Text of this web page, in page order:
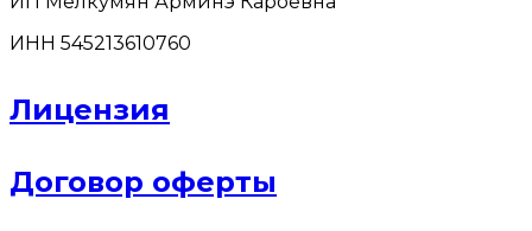
ИНН 545213610760
Лицензия
Договор оферты